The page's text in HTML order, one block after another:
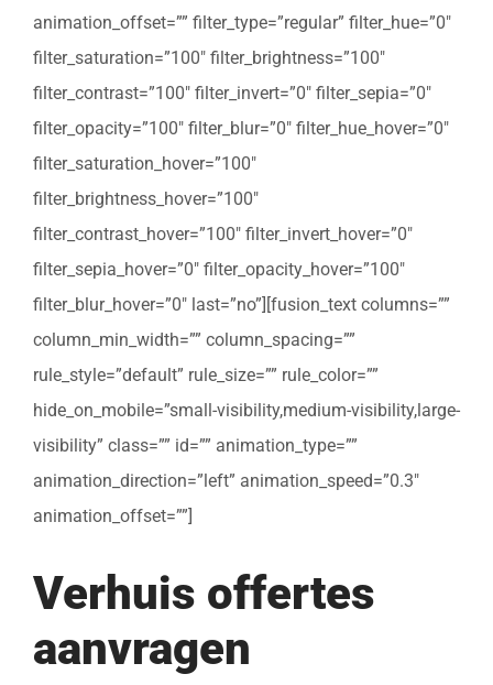
animation_offset=”” filter_type=”regular” filter_hue=”0″
filter_saturation=”100″ filter_brightness=”100″
filter_contrast=”100″ filter_invert=”0″ filter_sepia=”0″
filter_opacity=”100″ filter_blur=”0″ filter_hue_hover=”0″
filter_saturation_hover=”100″
filter_brightness_hover=”100″
filter_contrast_hover=”100″ filter_invert_hover=”0″
filter_sepia_hover=”0″ filter_opacity_hover=”100″
filter_blur_hover=”0″ last=”no”][fusion_text columns=””
column_min_width=”” column_spacing=””
rule_style=”default” rule_size=”” rule_color=””
hide_on_mobile=”small-visibility,medium-visibility,large-
visibility” class=”” id=”” animation_type=””
animation_direction=”left” animation_speed=”0.3″
animation_offset=””]
Verhuis offertes
aanvragen